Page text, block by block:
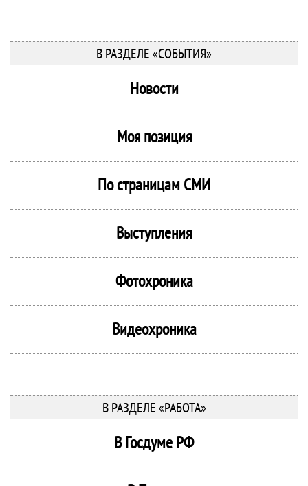
В РАЗДЕЛЕ «СОБЫТИЯ»
Новости
Моя позиция
По страницам СМИ
Выступления
Фотохроника
Видеохроника
В РАЗДЕЛЕ «РАБОТА»
В Госдуме РФ